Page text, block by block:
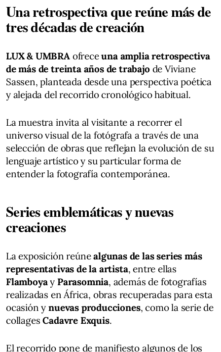
Una retrospectiva que reúne más de
tres décadas de creación
LUX & UMBRAofreceuna amplia retrospectiva
de más de treinta años de trabajode Viviane
Sassen, planteada desde una perspectiva poética
y alejada del recorrido cronológico habitual.
La muestra invita al visitante a recorrer el
universo visual de la fotógrafa a través de una
selección de obras que reflejan la evolución de su
lenguaje artístico y su particular forma de
entender la fotografía contemporánea.
Series emblemáticas y nuevas
creaciones
La exposición reúnealgunas de las series más
representativas de la artista, entre ellas
Flamboyay Parasomnia, además de fotografías
realizadas en África, obras recuperadas para esta
ocasión ynuevas producciones, como la serie de
collagesCadavre Exquis.
El recorrido pone de manifiesto algunos de los